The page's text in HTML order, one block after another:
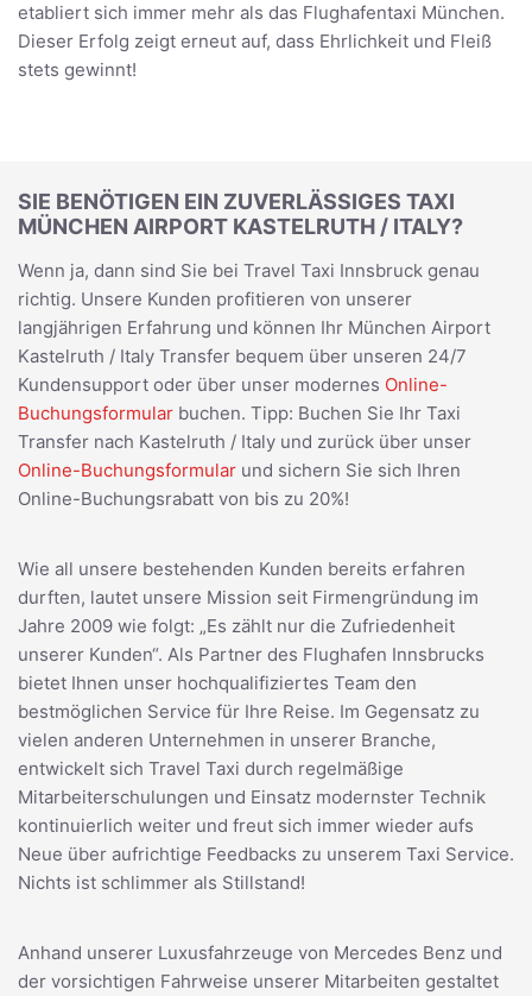
etabliert sich immer mehr als das Flughafentaxi München.
Dieser Erfolg zeigt erneut auf, dass Ehrlichkeit und Fleiß
stets gewinnt!
SIE BENÖTIGEN EIN ZUVERLÄSSIGES TAXI
MÜNCHEN AIRPORT KASTELRUTH / ITALY?
Wenn ja, dann sind Sie bei Travel Taxi Innsbruck genau
richtig. Unsere Kunden profitieren von unserer
langjährigen Erfahrung und können Ihr München Airport
Kastelruth / Italy Transfer bequem über unseren 24/7
Kundensupport oder über unser modernes Online-
Buchungsformular buchen. Tipp: Buchen Sie Ihr Taxi
Transfer nach Kastelruth / Italy und zurück über unser
Online-Buchungsformular und sichern Sie sich Ihren
Online-Buchungsrabatt von bis zu 20%!
Wie all unsere bestehenden Kunden bereits erfahren
durften, lautet unsere Mission seit Firmengründung im
Jahre 2009 wie folgt: „Es zählt nur die Zufriedenheit
unserer Kunden“. Als Partner des Flughafen Innsbrucks
bietet Ihnen unser hochqualifiziertes Team den
bestmöglichen Service für Ihre Reise. Im Gegensatz zu
vielen anderen Unternehmen in unserer Branche,
entwickelt sich Travel Taxi durch regelmäßige
Mitarbeiterschulungen und Einsatz modernster Technik
kontinuierlich weiter und freut sich immer wieder aufs
Neue über aufrichtige Feedbacks zu unserem Taxi Service.
Nichts ist schlimmer als Stillstand!
Anhand unserer Luxusfahrzeuge von Mercedes Benz und
der vorsichtigen Fahrweise unserer Mitarbeiten gestaltet